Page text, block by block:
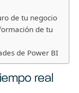
de tu negocio
de tu
de Power BI
real